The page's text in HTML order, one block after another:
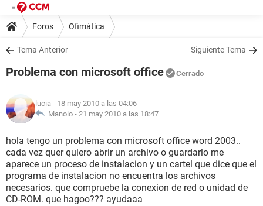
Foros Ofimática
Tema Anterior Siguiente Tema
Problema con microsoft office Cerrado
lucia - 18 may 2010 a las 04:06
Manolo - 21 may 2010 a las 18:47
hola tengo un problema con microsoft office word 2003..
cada vez quer quiero abrir un archivo o guardarlo me
aparece un proceso de instalacion y un cartel que dice que el
programa de instalacion no encuentra los archivos
necesarios. que compruebe la conexion de red o unidad de
CD-ROM. que hagoo??? ayudaaa